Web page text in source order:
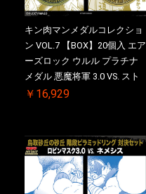
キン肉マンメダルコレクショ
ン VOL.7 【BOX】20個入 エア
ーズロック ウルル プラチナ
メダル 悪魔将軍 3.0 VS. スト
ロング・ザ・武道 初回シリア
売品)付
￥16,929